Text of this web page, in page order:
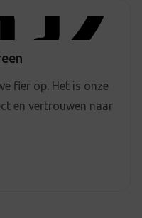
fier op. Het is onze
en vertrouwen naar